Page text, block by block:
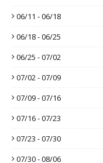
06/11 - 06/18
06/18 - 06/25
06/25 - 07/02
07/02 - 07/09
07/09 - 07/16
07/16 - 07/23
07/23 - 07/30
07/30 - 08/06